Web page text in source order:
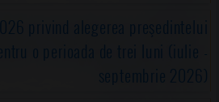
privind alegerea preşedintelui
o perioada de trei luni (iulie -
septembrie 2026)